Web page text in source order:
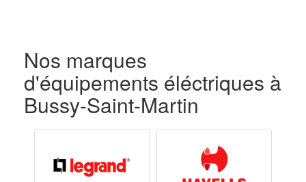
Nos marques
d'équipements éléctriques à
Bussy-Saint-Martin